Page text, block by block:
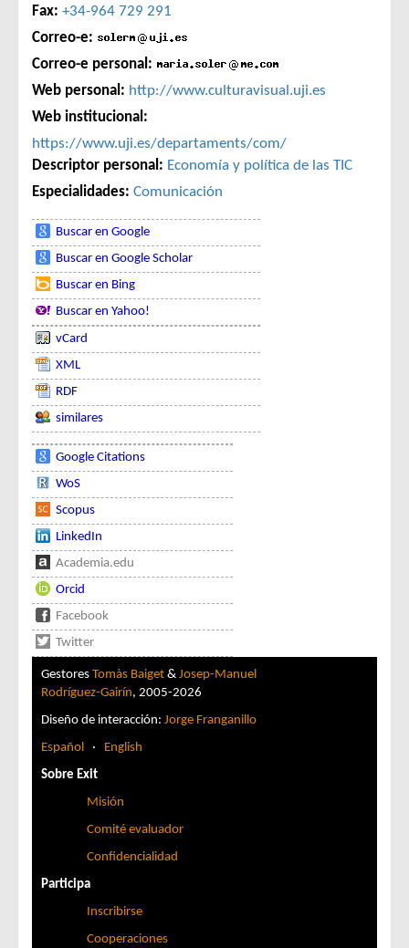
Fax: +34-964 729 291
Correo-e:
Correo-e personal:
Web personal: http://www.culturavisual.uji.es
Web institucional:
https://www.uji.es/departaments/com/
Descriptor personal: Economía y política de las TIC
Especialidades: Comunicación
Buscar en Google
Buscar en Google Scholar
Buscar en Bing
Buscar en Yahoo!
vCard
XML
RDF
similares
Google Citations
WoS
Scopus
LinkedIn
Academia.edu
Orcid
Facebook
Twitter
Gestores Tomàs Baiget & Josep-Manuel
Rodríguez-Gairín, 2005-2026
Diseño de interacción: Jorge Franganillo
Español · English
Sobre Exit
Misión
Comité evaluador
Confidencialidad
Participa
Inscribirse
Cooperaciones